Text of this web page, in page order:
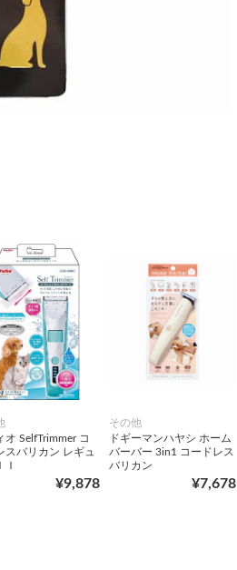
オ SelfTrimmer コ
スバリカン レギュ
Ｉ
¥9,878
その他
ドギーマンハヤシ ホーム
バーバー 3in1 コードレス
バリカン
¥7,678